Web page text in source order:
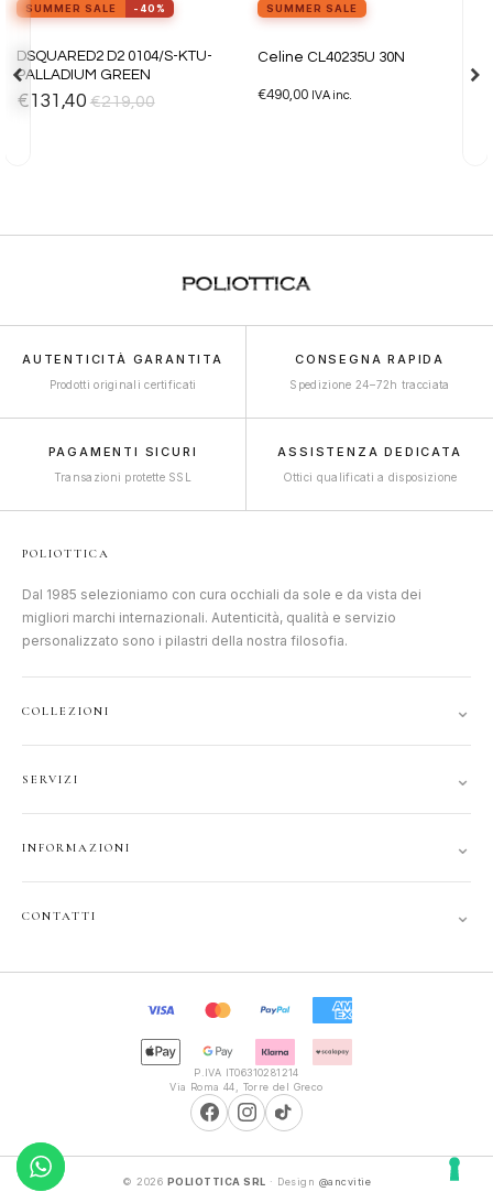
Aggiungi
alla lista
SUMMER SALE -40%
DSQUARED2 D2 0104/S-KTU-
PALLADIUM GREEN
€131,40 €219,00
ESAURITO
SUMMER SALE
Celine CL40235U 30N
€490,00 IVA inc.
AUTENTICITÀ GARANTITA
Prodotti originali certificati
CONSEGNA RAPIDA
Spedizione 24–72h tracciata
PAGAMENTI SICURI
Transazioni protette SSL
ASSISTENZA DEDICATA
Ottici qualificati a disposizione
POLIOTTICA
Dal 1985 selezioniamo con cura occhiali da sole e da vista dei
migliori marchi internazionali. Autenticità, qualità e servizio
personalizzato sono i pilastri della nostra filosofia.
COLLEZIONI ⌄
JUNIOR
GIFT CARD
SERVIZI ⌄
SPEDIZIONI
RECESSO
INFORMAZIONI ⌄
CONTATTI ⌄
9:30–13:00, 16:00–20:00
P.IVA IT06310281214
Via Roma 44, Torre del Greco
© 2026 POLIOTTICA SRL · Design @ancvitie